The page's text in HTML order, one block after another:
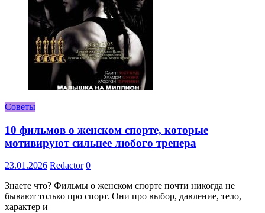
Советы
10 фильмов о женском спорте, которые
мотивируют сильнее любого тренера
23.01.2026 Redactor 0
Знаете что? Фильмы о женском спорте почти никогда не
бывают только про спорт. Они про выбор, давление, тело,
характер и